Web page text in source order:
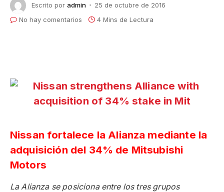
Escrito por admin
25 de octubre de 2016
No hay comentarios
4 Mins de Lectura
Nissan fortalece la Alianza mediante la
adquisición del 34% de Mitsubishi
Motors
La Alianza se posiciona entre los tres grupos